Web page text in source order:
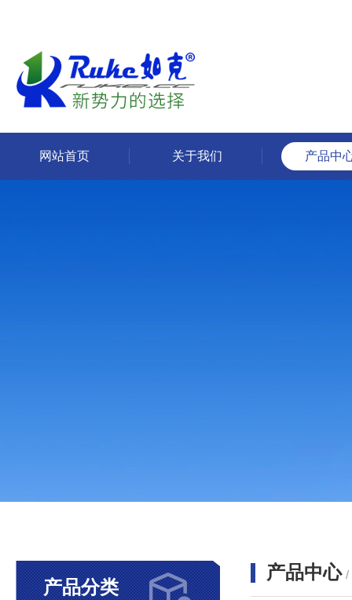
网站首页 关于我们 产品中
产品分类
产品中心 /